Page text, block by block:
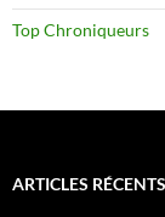
Top Chroniqueurs
ARTICLES RÉCENTS